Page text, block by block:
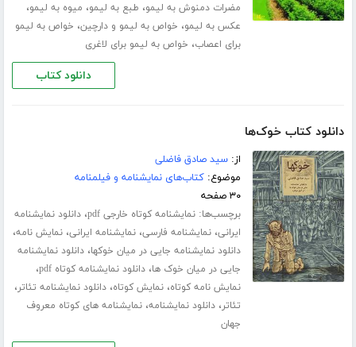
مضرات دمنوش به لیمو، طبع به لیمو، میوه به لیمو،
عکس به لیمو، خواص به لیمو و دارچین، خواص به لیمو
برای اعصاب، خواص به لیمو برای لاغری
دانلود کتاب
دانلود کتاب خوک‌ها
از:سید صادق فاضلی
موضوع:کتاب‌های نمایشنامه و فیلمنامه
۳۰ صفحه
برچسب‌ها:نمایشنامه کوتاه خارجی pdf ،دانلود نمایشنامه
ایرانی،نمایشنامه فارسی،نمایشنامه ایرانی،نمایش نامه،
دانلود نمایشنامه جایی در میان خوکها،دانلود نمایشنامه
جایی در میان خوک ها،دانلود نمایشنامه کوتاه pdf ،
نمایش نامه کوتاه،نمایش کوتاه،دانلود نمایشنامه تئاتر،
تئاتر،دانلود نمایشنامه،نمایشنامه های کوتاه معروف
جهان